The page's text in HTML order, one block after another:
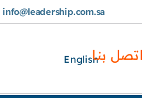
info@leadership.com.sa
اتصل بناEnglish